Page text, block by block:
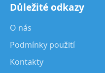
Důležité odkazy
O nás
Podmínky použití
Kontakty